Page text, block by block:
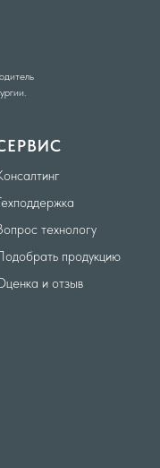
технологу
продукцию
и отзыв